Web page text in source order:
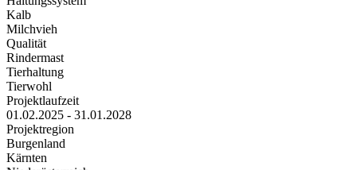
Kalb
Milchvieh
Qualität
Rindermast
Tierhaltung
Tierwohl
Projektlaufzeit
01.02.2025 - 31.01.2028
Projektregion
Burgenland
Kärnten